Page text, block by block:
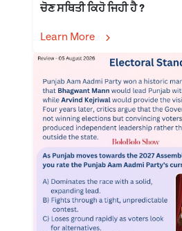
ਚੋਣ ਸਥਿਤੀ ਕਿਹੋ ਜਿਹੀ ਹੈ ?
Learn More